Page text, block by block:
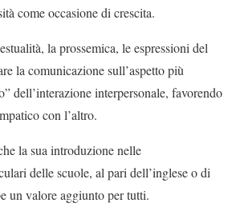
come occasione di crescita.
la prossemica, le espressioni del
la comunicazione sull’aspetto più
dell’interazione interpersonale, favorendo
con l’altro.
la sua introduzione nelle
delle scuole, al pari dell’inglese o di
un valore aggiunto per tutti.